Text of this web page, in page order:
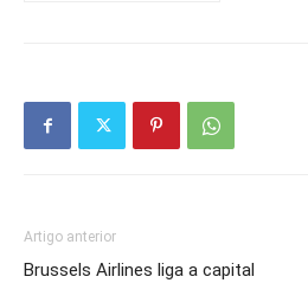
Artigo anterior
Brussels Airlines liga a capital